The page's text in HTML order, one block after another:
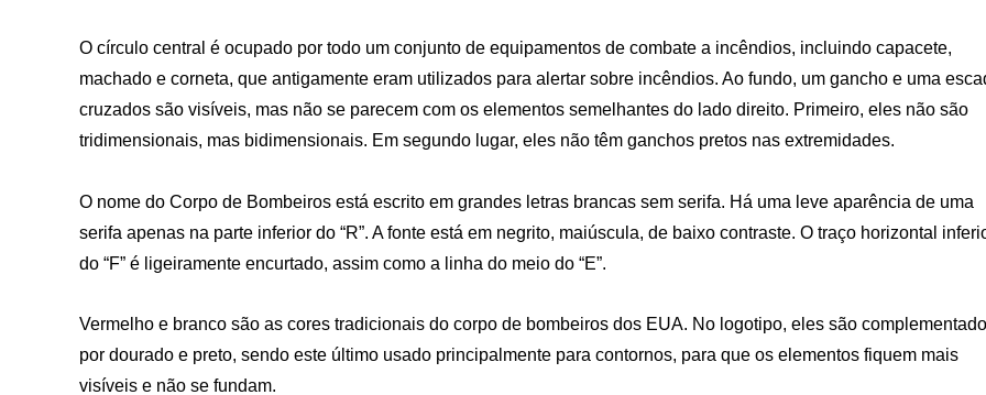
O círculo central é ocupado por todo um conjunto de equipamentos de combate a incêndios, incluindo capacete,
machado e corneta, que antigamente eram utilizados para alertar sobre incêndios. Ao fundo, um gancho e uma
cruzados são visíveis, mas não se parecem com os elementos semelhantes do lado direito. Primeiro, eles não são
tridimensionais, mas bidimensionais. Em segundo lugar, eles não têm ganchos pretos nas extremidades.
O nome do Corpo de Bombeiros está escrito em grandes letras brancas sem serifa. Há uma leve aparência de uma
serifa apenas na parte inferior do “R”. A fonte está em negrito, maiúscula, de baixo contraste. O traço horizontal
do “F” é ligeiramente encurtado, assim como a linha do meio do “E”.
Vermelho e branco são as cores tradicionais do corpo de bombeiros dos EUA. No logotipo, eles são
por dourado e preto, sendo este último usado principalmente para contornos, para que os elementos fiquem mais
visíveis e não se fundam.